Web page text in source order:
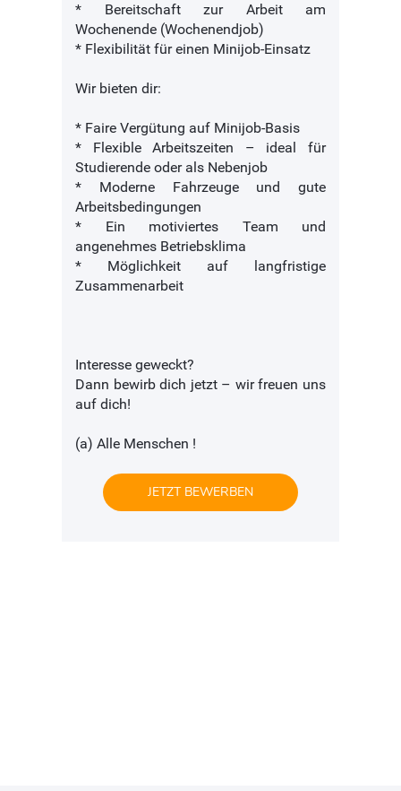
* Bereitschaft zur Arbeit am
Wochenende (Wochenendjob)
* Flexibilität für einen Minijob-Einsatz
Wir bieten dir:
* Faire Vergütung auf Minijob-Basis
* Flexible Arbeitszeiten – ideal für
Studierende oder als Nebenjob
* Moderne Fahrzeuge und gute
Arbeitsbedingungen
* Ein motiviertes Team und
angenehmes Betriebsklima
* Möglichkeit auf langfristige
Zusammenarbeit
Interesse geweckt?
Dann bewirb dich jetzt – wir freuen uns
auf dich!
(a) Alle Menschen !
JETZT BEWERBEN